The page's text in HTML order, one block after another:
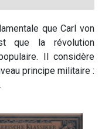
que Carl von
que la révolution
Il considère
principe militaire :